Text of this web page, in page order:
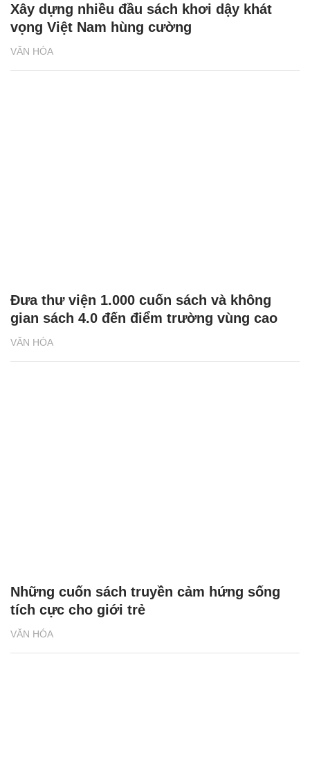
VĂN HÓA
Xây dựng nhiều đầu sách khơi dậy khát
vọng Việt Nam hùng cường
VĂN HÓA
Đưa thư viện 1.000 cuốn sách và không
gian sách 4.0 đến điểm trường vùng cao
VĂN HÓA
Những cuốn sách truyền cảm hứng sống
tích cực cho giới trẻ